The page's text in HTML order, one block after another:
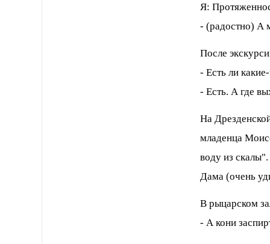
Я:
- (радостно) А
После
- Есть ли
- Есть. А где
На
младенца
воду из скалы".
Дама (очень
В рыцарском
- А кони